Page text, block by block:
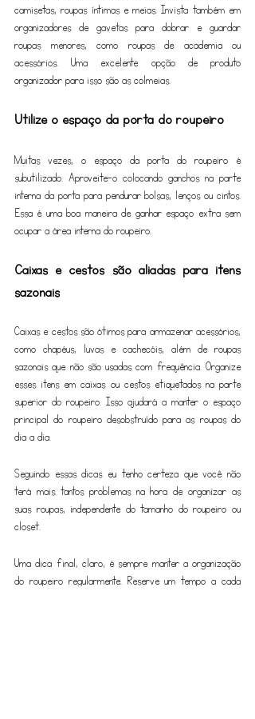
camisetas, roupas íntimas e meias. Invista também em
organizadores de gavetas para dobrar e guardar
roupas menores, como roupas de academia ou
acessórios. Uma excelente opção de produto
organizador para isso são as colmeias.
Utilize o espaço da porta do roupeiro
Muitas vezes, o espaço da porta do roupeiro é
subutilizado. Aproveite-o colocando ganchos na parte
interna da porta para pendurar bolsas, lenços ou cintos.
Essa é uma boa maneira de ganhar espaço extra sem
ocupar a área interna do roupeiro.
Caixas e cestos são aliadas para itens
sazonais
Caixas e cestos são ótimos para armazenar acessórios,
como chapéus, luvas e cachecóis, além de roupas
sazonais que não são usadas com frequência. Organize
esses itens em caixas ou cestos etiquetados na parte
superior do roupeiro. Isso ajudará a manter o espaço
principal do roupeiro desobstruído para as roupas do
dia a dia.
Seguindo essas dicas eu tenho certeza que você não
terá mais tantos problemas na hora de organizar as
suas roupas, independente do tamanho do roupeiro ou
closet.
Uma dica final, claro, é sempre manter a organização
do roupeiro regularmente. Reserve um tempo a cada